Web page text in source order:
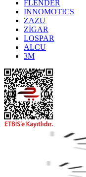
FLENDER
INNOMOTICS
ZAZU
ZİGAR
LOSPAR
ALCU
3M